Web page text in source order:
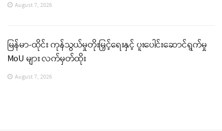
August 7, 2026
မြန်မာ-ထိုင်း ကုန်သွယ်မှုတိုးမြှင့်ရေးနှင့် ပူးပေါင်းဆောင်ရွက်မှု
MoU များ လက်မှတ်ထိုး
August 7, 2026